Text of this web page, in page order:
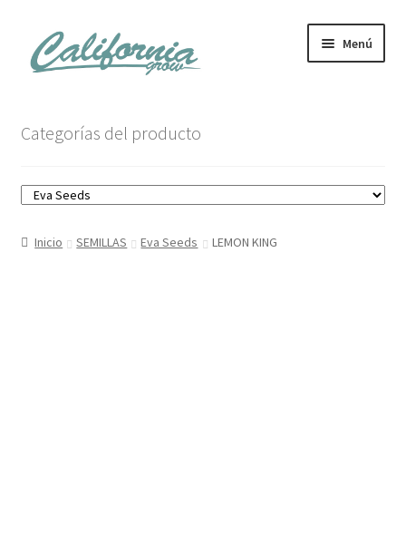
al
contenido
Menú
Carrito
Mi cuenta
Categorías del producto
Inicio SEMILLAS Eva Seeds LEMON KING